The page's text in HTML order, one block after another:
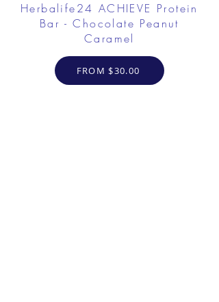
Herbalife24 ACHIEVE Protein
Bar - Chocolate Peanut
Caramel
FROM $30.00